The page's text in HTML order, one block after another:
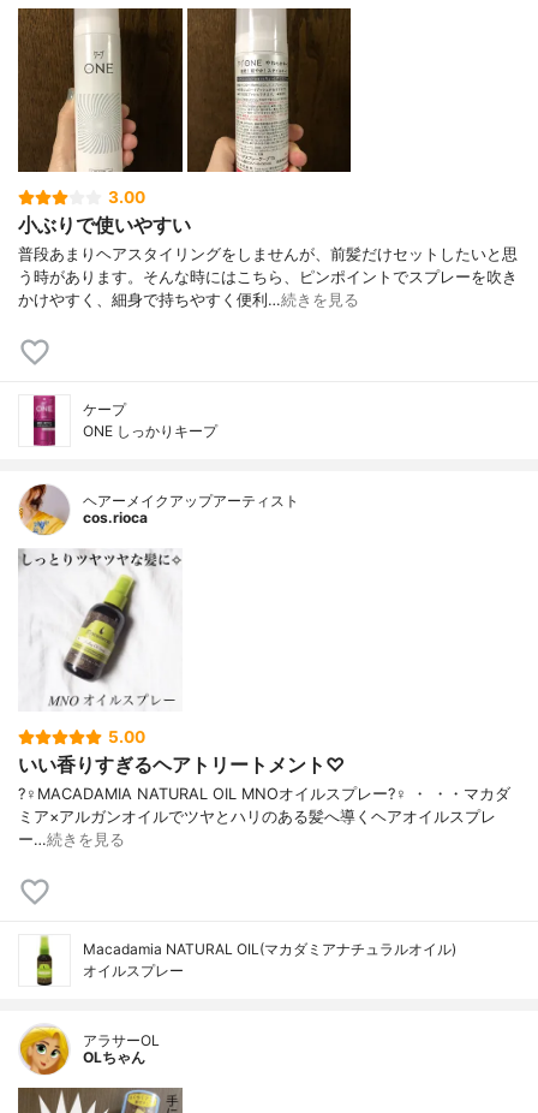
3.00
小ぶりで使いやすい
普段あまりヘアスタイリングをしませんが、前髪だけセットしたいと思
う時があります。そんな時にはこちら、ピンポイントでスプレーを吹き
かけやすく、細身で持ちやすく便利…続きを見る
ケープ
ONE しっかりキープ
ヘアーメイクアップアーティスト
cos.rioca
5.00
いい香りすぎるヘアトリートメント♡
?‍♀️MACADAMIA NATURAL OIL MNOオイルスプレー?‍♀️ ・ ・・マカダ
ミア×アルガンオイルでツヤとハリのある髪へ導くヘアオイルスプレ
ー…続きを見る
Macadamia NATURAL OIL(マカダミアナチュラルオイル)
オイルスプレー
アラサーOL
OLちゃん